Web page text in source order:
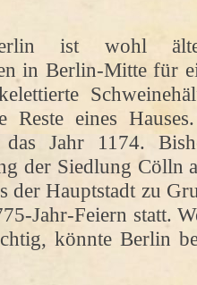
ist wohl
in Berlin-Mitte für
Reste eines
Jahr 1174.
der Siedlung Cölln
der Hauptstadt zu
Jahr-Feiern statt.
könnte Berlin